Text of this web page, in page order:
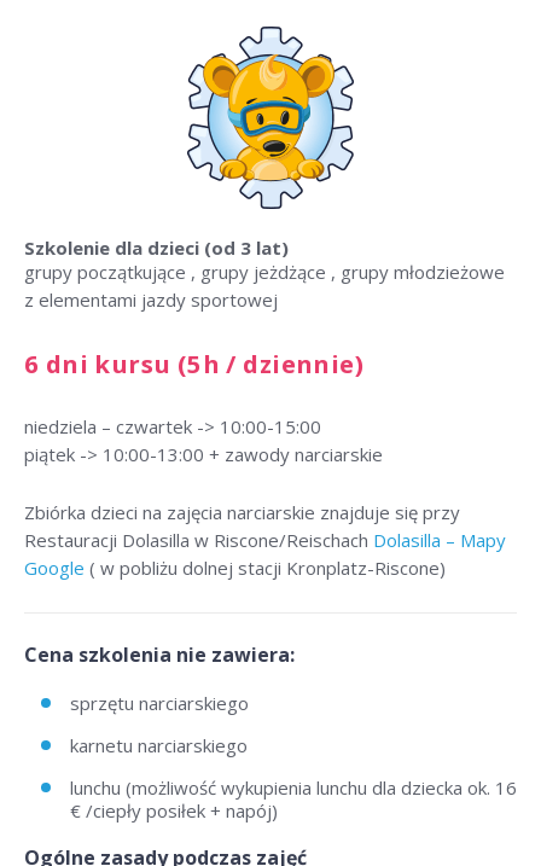
Szkolenie dla dzieci (od 3 lat)
grupy początkujące , grupy jeżdżące , grupy młodzieżowe
z elementami jazdy sportowej
6 dni kursu (5h / dziennie)
niedziela – czwartek -> 10:00-15:00
piątek -> 10:00-13:00 + zawody narciarskie
Zbiórka dzieci na zajęcia narciarskie znajduje się przy
Restauracji Dolasilla w Riscone/Reischach Dolasilla – Mapy
Google ( w pobliżu dolnej stacji Kronplatz-Riscone)
Cena szkolenia nie zawiera:
sprzętu narciarskiego
karnetu narciarskiego
lunchu (możliwość wykupienia lunchu dla dziecka ok. 16
€ /ciepły posiłek + napój)
Ogólne zasady podczas zajęć